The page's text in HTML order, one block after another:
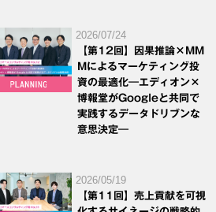
2026/07/24
【第12回】因果推論×MM
Mによるマーケティング投
資の最適化―エディオン×
博報堂がGoogleと共同で
実践するデータドリブンな
意思決定―
2026/05/19
【第11回】売上貢献を可視